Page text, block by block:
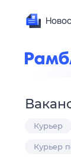
Курьер
Курьер